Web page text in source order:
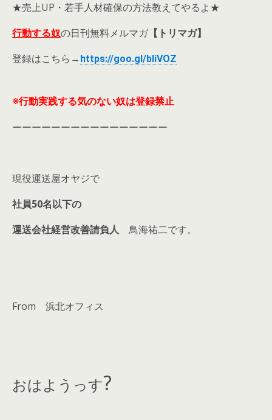
★売上UP・若手人材確保の方法教えてやるよ★
行動する奴の日刊無料メルマガ【トリマガ】
登録はこちら→ https://goo.gl/bIiVOZ
※行動実践する気のない奴は登録禁止
ーーーーーーーーーーーーーーーー
現役運送屋オヤジで
社員50名以下の
運送会社経営改善請負人 鳥海祐二です。
From 浜北オフィス
おはようっす?